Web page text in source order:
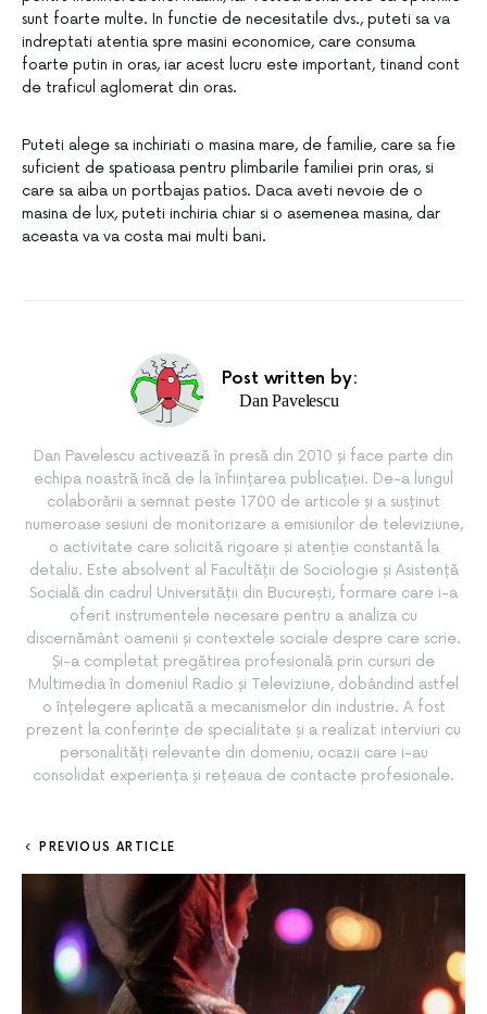
sunt foarte multe. In functie de necesitatile dvs., puteti sa va
indreptati atentia spre masini economice, care consuma
foarte putin in oras, iar acest lucru este important, tinand cont
de traficul aglomerat din oras.
Puteti alege sa inchiriati o masina mare, de familie, care sa fie
suficient de spatioasa pentru plimbarile familiei prin oras, si
care sa aiba un portbajas patios. Daca aveti nevoie de o
masina de lux, puteti inchiria chiar si o asemenea masina, dar
aceasta va va costa mai multi bani.
Post written by:
Dan Pavelescu
Dan Pavelescu activează în presă din 2010 și face parte din
echipa noastră încă de la înființarea publicației. De-a lungul
colaborării a semnat peste 1700 de articole și a susținut
numeroase sesiuni de monitorizare a emisiunilor de televiziune,
o activitate care solicită rigoare și atenție constantă la
detaliu. Este absolvent al Facultății de Sociologie și Asistență
Socială din cadrul Universității din București, formare care i-a
oferit instrumentele necesare pentru a analiza cu
discernământ oamenii și contextele sociale despre care scrie.
Și-a completat pregătirea profesională prin cursuri de
Multimedia în domeniul Radio și Televiziune, dobândind astfel
o înțelegere aplicată a mecanismelor din industrie. A fost
prezent la conferințe de specialitate și a realizat interviuri cu
personalități relevante din domeniu, ocazii care i-au
consolidat experiența și rețeaua de contacte profesionale.
PREVIOUS ARTICLE